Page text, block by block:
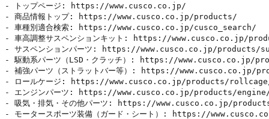
- トップページ: https://www.cusco.co.jp/
- 商品情報トップ: https://www.cusco.co.jp/products/
- 車種別適合検索: https://www.cusco.co.jp/cusco_search/
- 車高調整サスペンションキット: https://www.cusco.co.jp/
- サスペンションパーツ: https://www.cusco.co.jp/products/
- 駆動系パーツ（LSD・クラッチ）: https://
- 補強パーツ（ストラットバー等）: https://
- ロールケージ: https://www.cusco.co.jp/products/
- エンジンパーツ: https://www.cusco.co.jp/products/
- 吸気・排気・その他パーツ: https://www.cusco.co.jp/
- モータースポーツ装備（ガード・シート）: https://